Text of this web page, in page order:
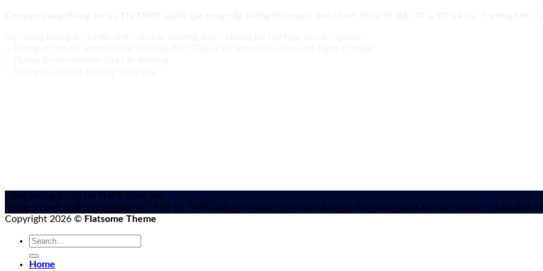
Cổng thông tin Kỳ thi THPT Quốc gia
Thông tin mới nhất của Bộ giáo dục về kỳ thi THPT quốc gia và xét tuyển vào đại học. Được cập nhật từ các trường và báo điện
Copyright 2026 © Flatsome Theme
Home